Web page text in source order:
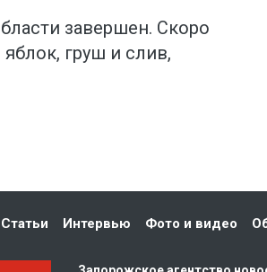
завершен. Скоро
яблок, груш и слив,
Статьи Интервью Фото и видео